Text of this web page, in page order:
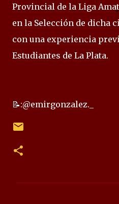
Provincial de la Liga
en la Selección de dicha
con una experiencia
Estudiantes de La Plata.
📝:@emirgonzalez._